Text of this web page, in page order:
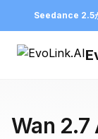
Seedance 2.5
Wan 2.7